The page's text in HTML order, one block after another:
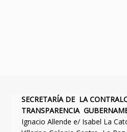
SECRETARÍA DE LA
TRANSPARENCIA
Ignacio Allende e/ Isabel La